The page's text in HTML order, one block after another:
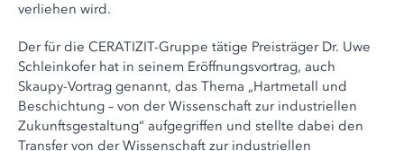
verliehen wird.
Der für die CERATIZIT-Gruppe tätige Preisträger Dr. Uwe
Schleinkofer hat in seinem Eröffnungsvortrag, auch
Skaupy-Vortrag genannt, das Thema „Hartmetall und
Beschichtung – von der Wissenschaft zur industriellen
Zukunftsgestaltung“ aufgegriffen und stellte dabei den
Transfer von der Wissenschaft zur industriellen